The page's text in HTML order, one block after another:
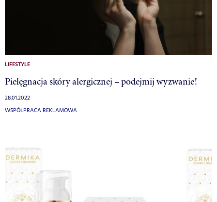
LIFESTYLE
Pielęgnacja skóry alergicznej – podejmij wyzwanie!
28.01.2022
WSPÓŁPRACA REKLAMOWA